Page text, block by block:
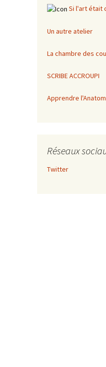
Si l'art était
Un autre atelier
La chambre des
SCRIBE ACCROUPI
Apprendre
Réseaux
Twitter